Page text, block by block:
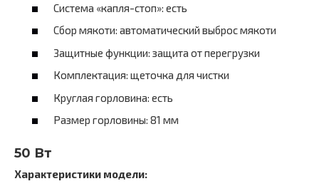
Система «капля-стоп»: есть
Сбор мякоти: автоматический выброс мякоти
Защитные функции: защита от перегрузки
Комплектация: щеточка для чистки
Круглая горловина: есть
Размер горловины: 81 мм
50 Вт
Характеристики модели: